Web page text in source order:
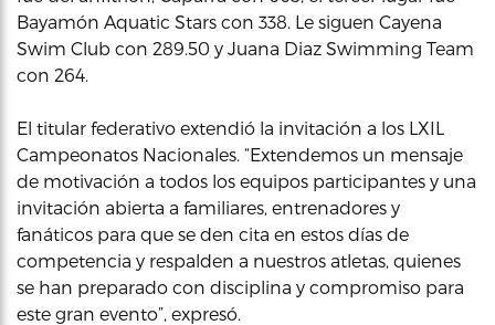
Bayamón Aquatic Stars con 338. Le siguen Cayena
Swim Club con 289.50 y Juana Diaz Swimming Team
con 264.
El titular federativo extendió la invitación a los LXIL
Campeonatos Nacionales. “Extendemos un mensaje
de motivación a todos los equipos participantes y una
invitación abierta a familiares, entrenadores y
fanáticos para que se den cita en estos días de
competencia y respalden a nuestros atletas, quienes
se han preparado con disciplina y compromiso para
este gran evento”, expresó.